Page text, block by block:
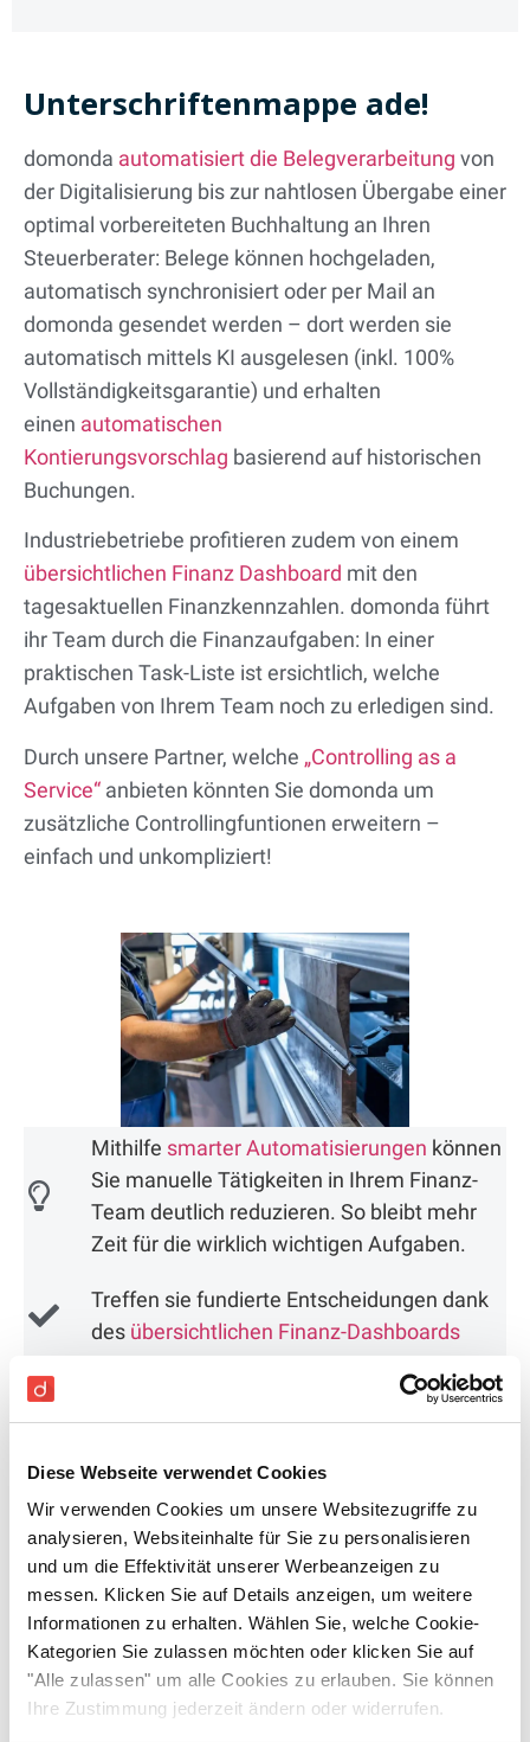
Diese Webseite verwendet Cookies
Wir verwenden Cookies um unsere Websitezugriffe zu
analysieren, Websiteinhalte für Sie zu personalisieren
und um die Effektivität unserer Werbeanzeigen zu
messen. Klicken Sie auf Details anzeigen, um weitere
Informationen zu erhalten. Wählen Sie, welche Cookie-
Kategorien Sie zulassen möchten oder klicken Sie auf
"Alle zulassen" um alle Cookies zu erlauben. Sie können
Ihre Zustimmung jederzeit ändern oder widerrufen.
Unterschriftenmappe ade!
domonda automatisiert die Belegverarbeitung von
der Digitalisierung bis zur nahtlosen Übergabe einer
optimal vorbereiteten Buchhaltung an Ihren
Steuerberater: Belege können hochgeladen,
automatisch synchronisiert oder per Mail an
domonda gesendet werden – dort werden sie
automatisch mittels KI ausgelesen (inkl. 100%
Vollständigkeitsgarantie) und erhalten
einen automatischen
Kontierungsvorschlag basierend auf historischen
Buchungen.
Industriebetriebe profitieren zudem von einem
übersichtlichen Finanz Dashboard mit den
tagesaktuellen Finanzkennzahlen. domonda führt
ihr Team durch die Finanzaufgaben: In einer
praktischen Task-Liste ist ersichtlich, welche
Aufgaben von Ihrem Team noch zu erledigen sind.
Durch unsere Partner, welche „Controlling as a
Service“ anbieten könnten Sie domonda um
zusätzliche Controllingfuntionen erweitern –
einfach und unkompliziert!
Mithilfe smarter Automatisierungen können
Sie manuelle Tätigkeiten in Ihrem Finanz-
Team deutlich reduzieren. So bleibt mehr
Zeit für die wirklich wichtigen Aufgaben.
Treffen sie fundierte Entscheidungen dank
des übersichtlichen Finanz-Dashboards
Abwicklung von Proforma Rechnungen
ausgeklügeltem Rechte- und Rollensystem
Erweiterung umControlling-Funktionalität
mittels der domonda Service-Plattform
möglich
Alle domonda Funktionen